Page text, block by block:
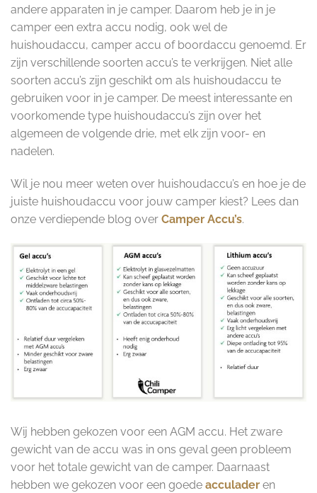
andere apparaten in je camper. Daarom heb je in je
camper een extra accu nodig, ook wel de
huishoudaccu, camper accu of boordaccu genoemd. Er
zijn verschillende soorten accu’s te verkrijgen. Niet alle
soorten accu’s zijn geschikt om als huishoudaccu te
gebruiken voor in je camper. De meest interessante en
voorkomende type huishoudaccu’s zijn over het
algemeen de volgende drie, met elk zijn voor- en
nadelen.
Wil je nou meer weten over huishoudaccu’s en hoe je de
juiste huishoudaccu voor jouw camper kiest? Lees dan
onze verdiepende blog over Camper Accu’s.
Wij hebben gekozen voor een AGM accu. Het zware
gewicht van de accu was in ons geval geen probleem
voor het totale gewicht van de camper. Daarnaast
hebben we gekozen voor een goede acculader en